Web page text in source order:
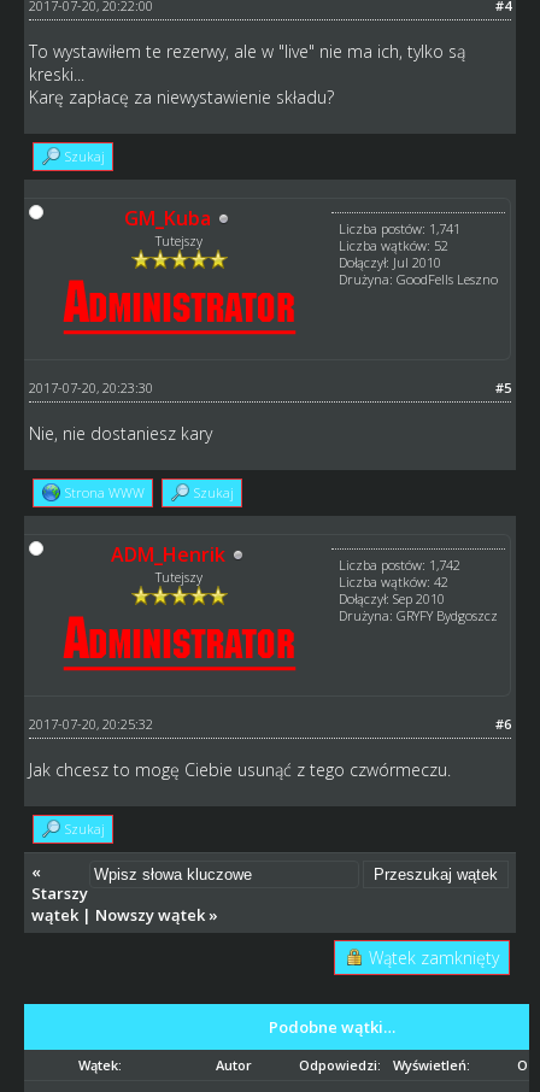
#4
2017-07-20, 20:22:00
To wystawiłem te rezerwy, ale w "live" nie ma ich, tylko są
kreski...
Karę zapłacę za niewystawienie składu?
Szukaj
GM_Kuba
Tutejszy
Liczba postów: 1,741
Liczba wątków: 52
Dołączył: Jul 2010
Drużyna: GoodFells Leszno
#5
2017-07-20, 20:23:30
Nie, nie dostaniesz kary
Strona WWW Szukaj
ADM_Henrik
Tutejszy
Liczba postów: 1,742
Liczba wątków: 42
Dołączył: Sep 2010
Drużyna: GRYFY Bydgoszcz
#6
2017-07-20, 20:25:32
Jak chcesz to mogę Ciebie usunąć z tego czwórmeczu.
Szukaj
«
Starszy
wątek| Nowszy wątek»
Wątek zamknięty
Podobne wątki…
Wątek: Autor Odpowiedzi: Wyświetleń: